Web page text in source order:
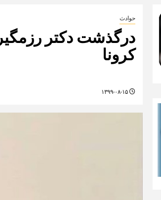
حوادث
درگذشت دکتر
کرونا